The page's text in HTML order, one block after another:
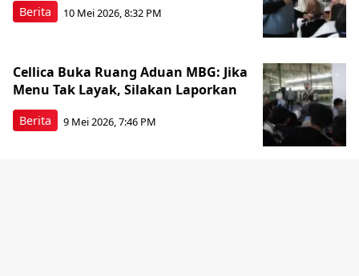
Berita 10 Mei 2026, 8:32 PM
Berita
Cellica Buka Ruang Aduan MBG: Jika
Menu Tak Layak, Silakan Laporkan
9 Mei 2026, 7:46 PM